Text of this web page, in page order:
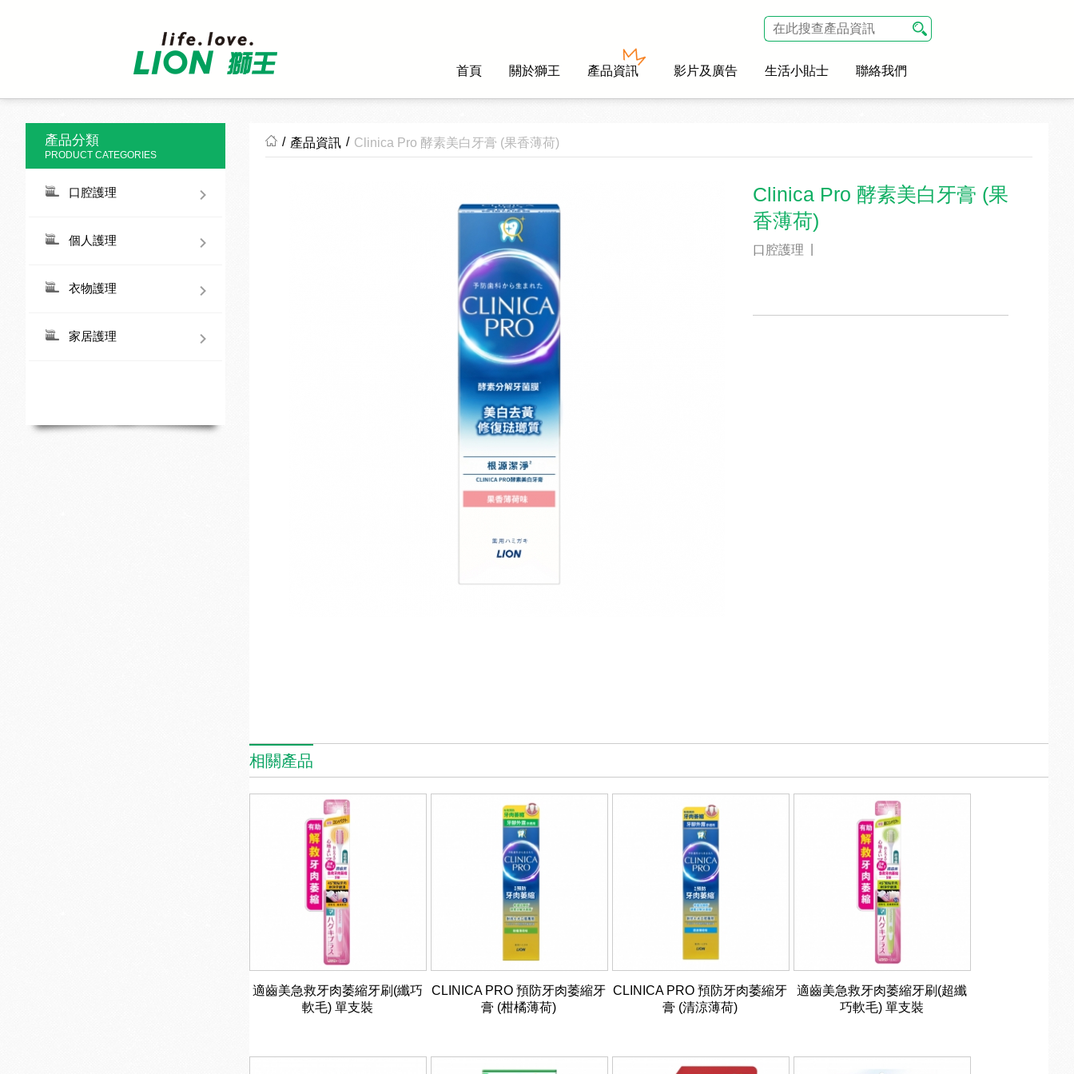
首頁 關於獅王 產品資訊 影片及廣告 生活小貼士 聯絡我們
產品分類
PRODUCT CATEGORIES
口腔護理
個人護理
衣物護理
家居護理
/ 產品資訊 / Clinica Pro 酵素美白牙膏 (果香薄荷)
Clinica Pro 酵素美白牙膏 (果
香薄荷)
口腔護理
相關產品
適齒美急救牙肉萎縮牙刷(纖巧
軟毛) 單支裝
CLINICA PRO 預防牙肉萎縮牙
膏 (柑橘薄荷)
CLINICA PRO 預防牙肉萎縮牙
膏 (清涼薄荷)
適齒美急救牙肉萎縮牙刷(超纖
巧軟毛) 單支裝